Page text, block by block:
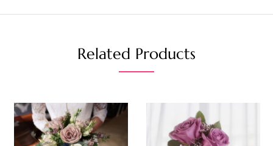
Related Products